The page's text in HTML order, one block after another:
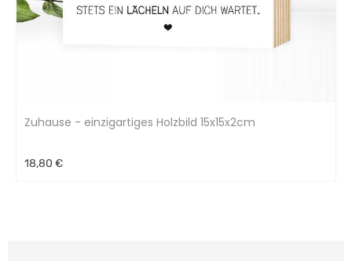
Zuhause - einzigartiges Holzbild 15x15x2cm
18,80 €